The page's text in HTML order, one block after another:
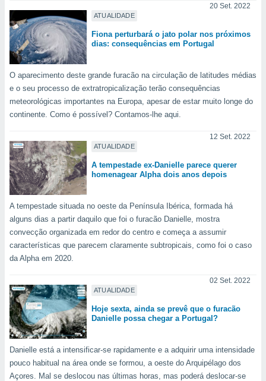
dados
através
estudos
e
de
1199
ATUALIDADE
20 Set. 2022
Fiona perturbará o jato polar nos próximos
dias: consequências em Portugal
O aparecimento deste grande furacão na circulação de latitudes médias
e o seu processo de extratropicalização terão consequências
meteorológicas importantes na Europa, apesar de estar muito longe do
continente. Como é possível? Contamos-lhe aqui.
ATUALIDADE
12 Set. 2022
A tempestade ex-Danielle parece querer
homenagear Alpha dois anos depois
A tempestade situada no oeste da Península Ibérica, formada há
alguns dias a partir daquilo que foi o furacão Danielle, mostra
convecção organizada em redor do centro e começa a assumir
características que parecem claramente subtropicais, como foi o caso
da Alpha em 2020.
ATUALIDADE
02 Set. 2022
Hoje sexta, ainda se prevê que o furacão
Danielle possa chegar a Portugal?
Danielle está a intensificar-se rapidamente e a adquirir uma intensidade
pouco habitual na área onde se formou, a oeste do Arquipélago dos
Açores. Mal se deslocou nas últimas horas, mas poderá deslocar-se